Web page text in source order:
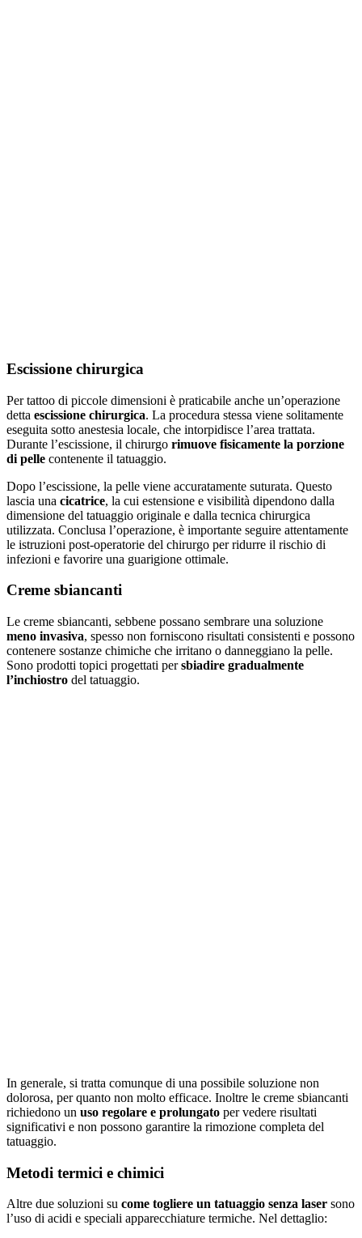
Escissione chirurgica
Per tattoo di piccole dimensioni è praticabile anche un’operazione
detta escissione chirurgica. La procedura stessa viene solitamente
eseguita sotto anestesia locale, che intorpidisce l’area trattata.
Durante l’escissione, il chirurgo rimuove fisicamente la porzione
di pelle contenente il tatuaggio.
Dopo l’escissione, la pelle viene accuratamente suturata. Questo
lascia una cicatrice, la cui estensione e visibilità dipendono dalla
dimensione del tatuaggio originale e dalla tecnica chirurgica
utilizzata. Conclusa l’operazione, è importante seguire attentamente
le istruzioni post-operatorie del chirurgo per ridurre il rischio di
infezioni e favorire una guarigione ottimale.
Creme sbiancanti
Le creme sbiancanti, sebbene possano sembrare una soluzione
meno invasiva, spesso non forniscono risultati consistenti e possono
contenere sostanze chimiche che irritano o danneggiano la pelle.
Sono prodotti topici progettati persbiadire gradualmente
l’inchiostro del tatuaggio.
In generale, si tratta comunque di una possibile soluzione non
dolorosa, per quanto non molto efficace. Inoltre le creme sbiancanti
richiedono un uso regolare e prolungato per vedere risultati
significativi e non possono garantire la rimozione completa del
tatuaggio.
Metodi termici e chimici
Altre due soluzioni su come togliere un tatuaggio senza laser sono
l’uso di acidi e speciali apparecchiature termiche. Nel dettaglio: